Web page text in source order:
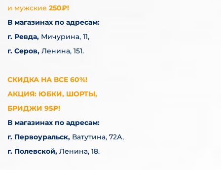
и мужские 250₽!
В магазинах по адресам:
г. Ревда, Мичурина, 11,
г. Серов, Ленина, 151.
СКИДКА НА ВСЕ 60%!
АКЦИЯ: ЮБКИ, ШОРТЫ,
БРИДЖИ 95₽!
В магазинах по адресам:
г. Первоуральск, Ватутина, 72А,
г. Полевской, Ленина, 18.